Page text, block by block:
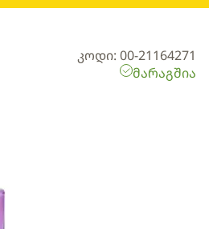
კოდი: 00-21164271
მარაგშია